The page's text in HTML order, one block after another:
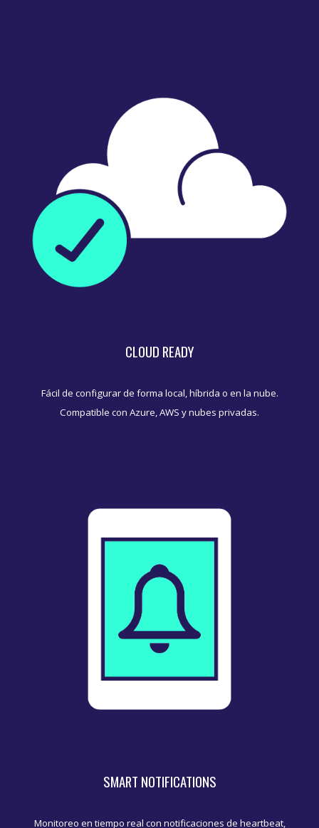
CLOUD READY
Fácil de configurar de forma local, híbrida o en la nube.
Compatible con Azure, AWS y nubes privadas.
SMART NOTIFICATIONS
Monitoreo en tiempo real con notificaciones de heartbeat,